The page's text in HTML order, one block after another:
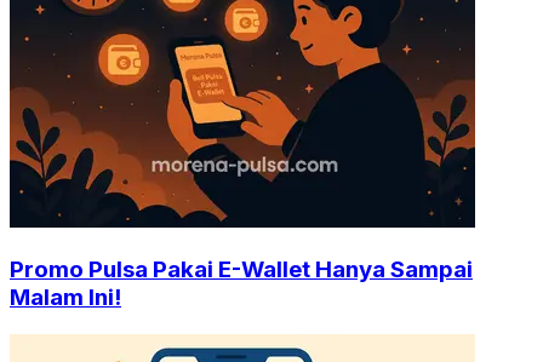
Promo Pulsa Pakai E-Wallet Hanya Sampai
Malam Ini!